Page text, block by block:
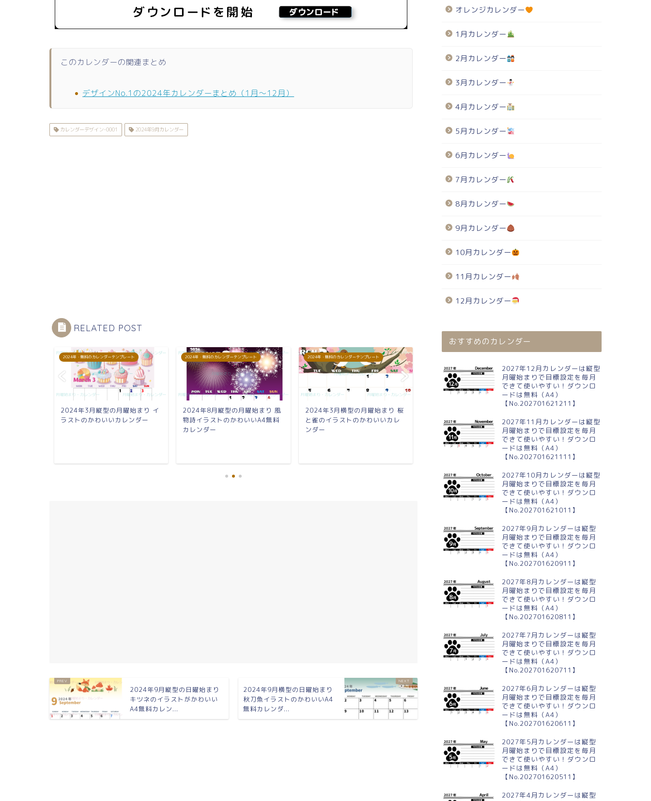
このカレンダーの関連まとめ
デザインNo.1の2024年カレンダーまとめ（1月〜12月）
カレンダーデザイン-0001 2024年9月カレンダー
RELATED POST
2024年・無料のカレンダーテンプレート
2024年3月縦型の月曜始まり イ
ラストのかわいいカレンダー
2024年・無料のカレンダーテンプレート
2024年8月縦型の月曜始まり 風
物詩イラストのかわいいA4無料
カレンダー
2024年・無料のカレンダーテンプレート
2024年3月横型の月曜始まり 桜
と雀のイラストのかわいいカレ
ンダー
ラストのかわいいカレンダー
物詩イラストのかわいいA4無料
カレンダー
2024年9月縦型の日曜始まり
キツネのイラストがかわいい
A4無料カレン...
2024年9月横型の日曜始まり
秋刀魚イラストのかわいいA4
無料カレンダ...
オレンジカレンダー
1月カレンダー
2月カレンダー
3月カレンダー
4月カレンダー
5月カレンダー
6月カレンダー
7月カレンダー
8月カレンダー
9月カレンダー
10月カレンダー
11月カレンダー
12月カレンダー
おすすめのカレンダー
2027年12月カレンダーは縦型
月曜始まりで目標設定を毎月
できて使いやすい！ダウンロ
ードは無料（A4）
【No.202701621211】
2027年11月カレンダーは縦型
月曜始まりで目標設定を毎月
できて使いやすい！ダウンロ
ードは無料（A4）
【No.202701621111】
2027年10月カレンダーは縦型
月曜始まりで目標設定を毎月
できて使いやすい！ダウンロ
ードは無料（A4）
【No.202701621011】
2027年9月カレンダーは縦型
月曜始まりで目標設定を毎月
できて使いやすい！ダウンロ
ードは無料（A4）
【No.202701620911】
2027年8月カレンダーは縦型
月曜始まりで目標設定を毎月
できて使いやすい！ダウンロ
ードは無料（A4）
【No.202701620811】
2027年7月カレンダーは縦型
月曜始まりで目標設定を毎月
できて使いやすい！ダウンロ
ードは無料（A4）
【No.202701620711】
2027年6月カレンダーは縦型
月曜始まりで目標設定を毎月
できて使いやすい！ダウンロ
ードは無料（A4）
【No.202701620611】
2027年5月カレンダーは縦型
月曜始まりで目標設定を毎月
できて使いやすい！ダウンロ
ードは無料（A4）
【No.202701620511】
2027年4月カレンダーは縦型